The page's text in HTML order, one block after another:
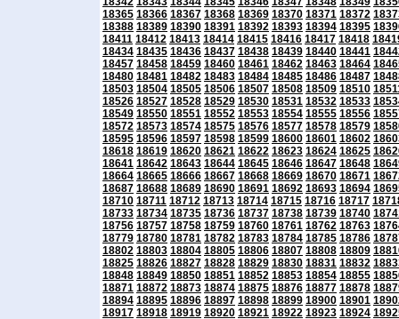
18365 18366 18367 18368 18369 18370 18371 18372
18388 18389 18390 18391 18392 18393 18394 18395
18411 18412 18413 18414 18415 18416 18417 18418
18434 18435 18436 18437 18438 18439 18440 18441
18457 18458 18459 18460 18461 18462 18463 18464
18480 18481 18482 18483 18484 18485 18486 18487
18503 18504 18505 18506 18507 18508 18509 18510
18526 18527 18528 18529 18530 18531 18532 18533
18549 18550 18551 18552 18553 18554 18555 18556
18572 18573 18574 18575 18576 18577 18578 18579
18595 18596 18597 18598 18599 18600 18601 18602
18618 18619 18620 18621 18622 18623 18624 18625
18641 18642 18643 18644 18645 18646 18647 18648
18664 18665 18666 18667 18668 18669 18670 18671
18687 18688 18689 18690 18691 18692 18693 18694
18710 18711 18712 18713 18714 18715 18716 18717
18733 18734 18735 18736 18737 18738 18739 18740
18756 18757 18758 18759 18760 18761 18762 18763
18779 18780 18781 18782 18783 18784 18785 18786
18802 18803 18804 18805 18806 18807 18808 18809
18825 18826 18827 18828 18829 18830 18831 18832
18848 18849 18850 18851 18852 18853 18854 18855
18871 18872 18873 18874 18875 18876 18877 18878
18894 18895 18896 18897 18898 18899 18900 18901
18917 18918 18919 18920 18921 18922 18923 18924